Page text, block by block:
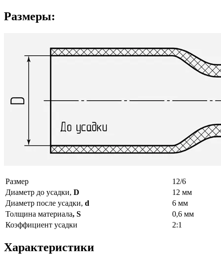
Размеры:
Размер
12/6
Диаметр до усадки, D
12 мм
Диаметр после усадки, d
6 мм
Толщина материала, S
0,6 мм
Коэффициент усадки
2:1
Характеристики